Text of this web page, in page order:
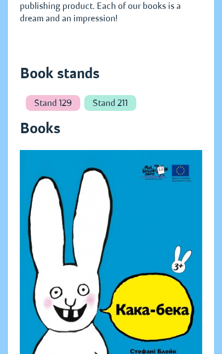
publishing product. Each of our books is a
dream and an impression!
Book stands
Stand 129 Stand 211
Books